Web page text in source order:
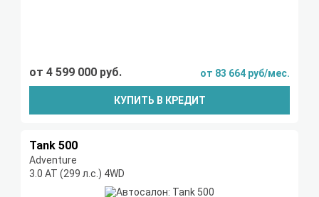
от 4 599 000 руб. от 83 664 руб/мес.
КУПИТЬ В КРЕДИТ
Tank 500
Adventure
3.0 AT (299 л.с.) 4WD